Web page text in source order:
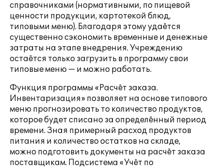
справочниками (нормативными, по пищевой
ценности продукции, картотекой блюд,
типовыми меню). Благодаря этому удаётся
существенно сэкономить временные и денежные
затраты на этапе внедрения. Учреждению
остаётся только загрузить в программу свои
типовые меню — и можно работать.
Функция программы «Расчёт заказа.
Инвентаризация» позволяет на основе типового
меню прогнозировать то количество продуктов,
которое будет списано за определённый период
времени. Зная примерный расход продуктов
питания и количество остатков на складе,
можно подготовить документы на расчёт заказа
поставщикам. Подсистема «Учёт по